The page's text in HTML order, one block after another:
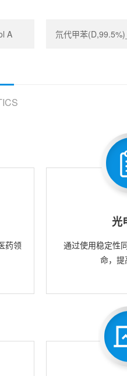
A 氘代甲苯
药领
光
通过使用稳定性
命，提